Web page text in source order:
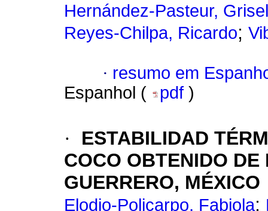
Hernández-Pasteur,
Reyes-Chilpa, Ricardo;
· resumo em
Espanhol (
pdf )
·
ESTABILIDAD
COCO OBTENIDO DE
GUERRERO, MÉXICO
Elodio-Policarpo, Fabiola;